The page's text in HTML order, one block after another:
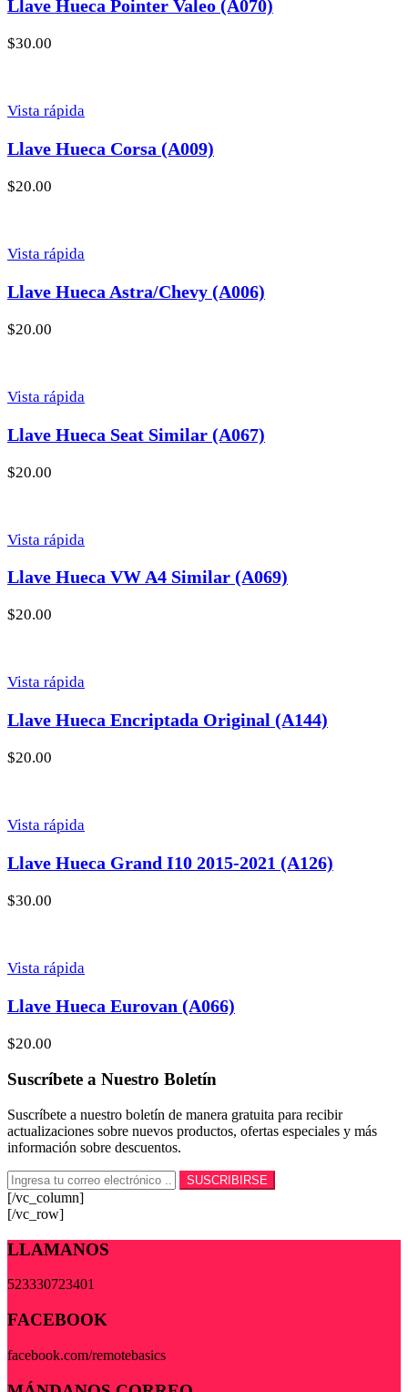
Llave Hueca Pointer Valeo (A070)
$30.00
Vista rápida
Llave Hueca Corsa (A009)
$20.00
Vista rápida
Llave Hueca Astra/Chevy (A006)
$20.00
Vista rápida
Llave Hueca Seat Similar (A067)
$20.00
Vista rápida
Llave Hueca VW A4 Similar (A069)
$20.00
Vista rápida
Llave Hueca Encriptada Original (A144)
$20.00
Vista rápida
Llave Hueca Grand I10 2015-2021 (A126)
$30.00
Vista rápida
Llave Hueca Eurovan (A066)
$20.00
Suscríbete a Nuestro Boletín
Suscríbete a nuestro boletín de manera gratuita para recibir
actualizaciones sobre nuevos productos, ofertas especiales y más
información sobre descuentos.
[/vc_column]
[/vc_row]
LLAMANOS
523330723401
FACEBOOK
facebook.com/remotebasics